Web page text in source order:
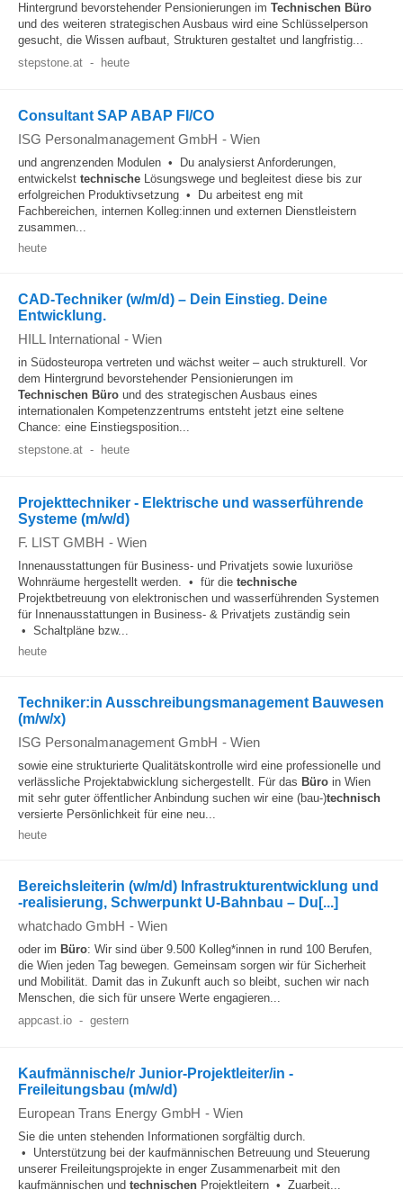
Hintergrund bevorstehender Pensionierungen im Technischen Büro
und des weiteren strategischen Ausbaus wird eine Schlüsselperson
gesucht, die Wissen aufbaut, Strukturen gestaltet und langfristig...
stepstone.at - heute
Consultant SAP ABAP FI/CO
ISG Personalmanagement GmbH - Wien
und angrenzenden Modulen • Du analysierst Anforderungen,
entwickelst technische Lösungswege und begleitest diese bis zur
erfolgreichen Produktivsetzung • Du arbeitest eng mit
Fachbereichen, internen Kolleg:innen und externen Dienstleistern
zusammen...
heute
CAD-Techniker (w/m/d) – Dein Einstieg. Deine
Entwicklung.
HILL International - Wien
in Südosteuropa vertreten und wächst weiter – auch strukturell. Vor
dem Hintergrund bevorstehender Pensionierungen im
Technischen Büro und des strategischen Ausbaus eines
internationalen Kompetenzzentrums entsteht jetzt eine seltene
Chance: eine Einstiegsposition...
stepstone.at - heute
Projekttechniker - Elektrische und wasserführende
Systeme (m/w/d)
F. LIST GMBH - Wien
Innenausstattungen für Business- und Privatjets sowie luxuriöse
Wohnräume hergestellt werden. • für die technische
Projektbetreuung von elektronischen und wasserführenden Systemen
für Innenausstattungen in Business- & Privatjets zuständig sein
• Schaltpläne bzw...
heute
Techniker:in Ausschreibungsmanagement Bauwesen
(m/w/x)
ISG Personalmanagement GmbH - Wien
sowie eine strukturierte Qualitätskontrolle wird eine professionelle und
verlässliche Projektabwicklung sichergestellt. Für das Büro in Wien
mit sehr guter öffentlicher Anbindung suchen wir eine (bau-)technisch
versierte Persönlichkeit für eine neu...
heute
Bereichsleiterin (w/m/d) Infrastrukturentwicklung und
-realisierung, Schwerpunkt U-Bahnbau – Du[...]
whatchado GmbH - Wien
oder im Büro: Wir sind über 9.500 Kolleg*innen in rund 100 Berufen,
die Wien jeden Tag bewegen. Gemeinsam sorgen wir für Sicherheit
und Mobilität. Damit das in Zukunft auch so bleibt, suchen wir nach
Menschen, die sich für unsere Werte engagieren...
appcast.io - gestern
Kaufmännische/r Junior-Projektleiter/in -
Freileitungsbau (m/w/d)
European Trans Energy GmbH - Wien
Sie die unten stehenden Informationen sorgfältig durch.
• Unterstützung bei der kaufmännischen Betreuung und Steuerung
unserer Freileitungsprojekte in enger Zusammenarbeit mit den
kaufmännischen und technischen Projektleitern • Zuarbeit...